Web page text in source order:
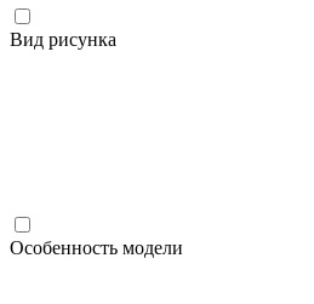
Вид рисунка
Особенность модели